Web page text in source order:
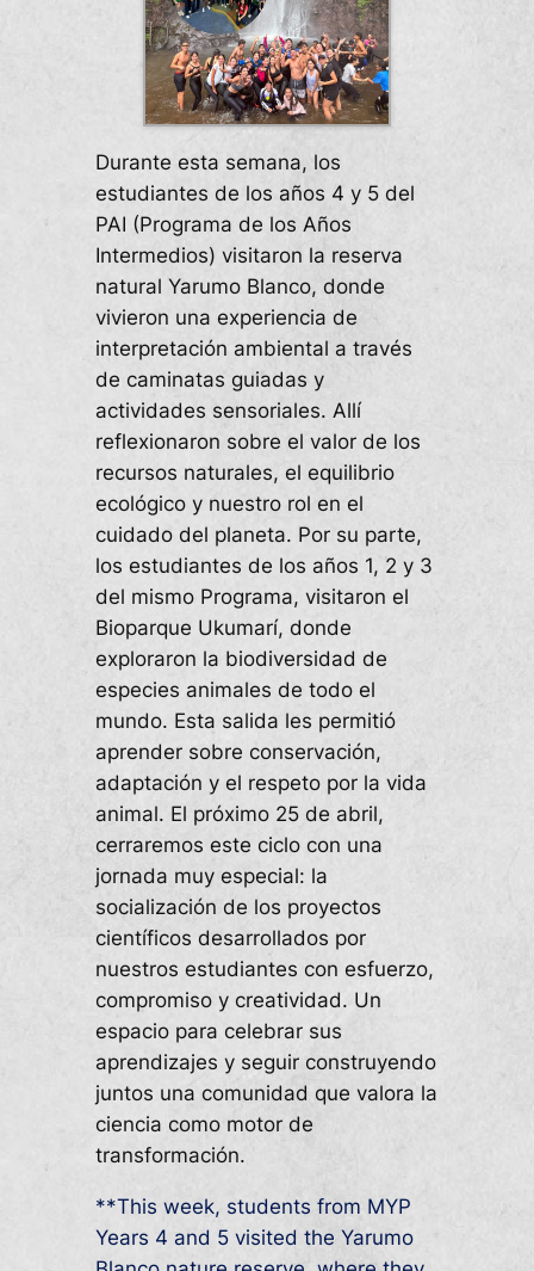
Durante esta semana, los
estudiantes de los años 4 y 5 del
PAI (Programa de los Años
Intermedios) visitaron la reserva
natural Yarumo Blanco, donde
vivieron una experiencia de
interpretación ambiental a través
de caminatas guiadas y
actividades sensoriales. Allí
reflexionaron sobre el valor de los
recursos naturales, el equilibrio
ecológico y nuestro rol en el
cuidado del planeta. Por su parte,
los estudiantes de los años 1, 2 y 3
del mismo Programa, visitaron el
Bioparque Ukumarí, donde
exploraron la biodiversidad de
especies animales de todo el
mundo. Esta salida les permitió
aprender sobre conservación,
adaptación y el respeto por la vida
animal. El próximo 25 de abril,
cerraremos este ciclo con una
jornada muy especial: la
socialización de los proyectos
científicos desarrollados por
nuestros estudiantes con esfuerzo,
compromiso y creatividad. Un
espacio para celebrar sus
aprendizajes y seguir construyendo
juntos una comunidad que valora la
ciencia como motor de
transformación.
**This week, students from MYP
Years 4 and 5 visited the Yarumo